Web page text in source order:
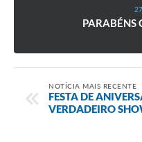
PARABÉNS
NOTÍCIA MAIS RECENTE
FESTA DE
VERDADEIRO